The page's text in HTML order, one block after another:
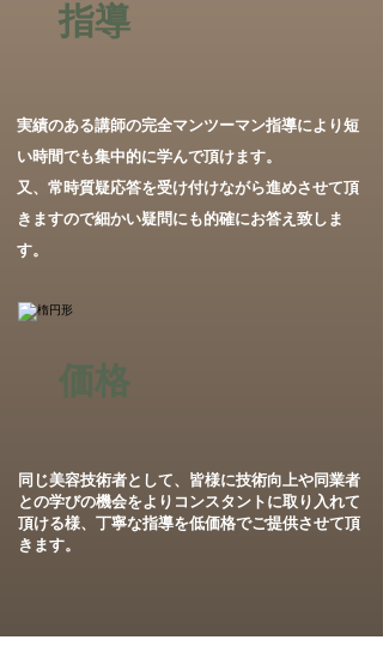
指導
実績のある講師の完全マンツーマン指導により短
い時間でも集中的に学んで頂けます。
又、常時質疑応答を受け付けながら進めさせて頂
きますので細かい疑問にも的確にお答え致しま
す。
価格
同じ美容技術者として、皆様に技術向上や同業者
との学びの機会をよりコンスタントに取り入れて
頂ける様、丁寧な指導を低価格でご提供させて頂
きます。